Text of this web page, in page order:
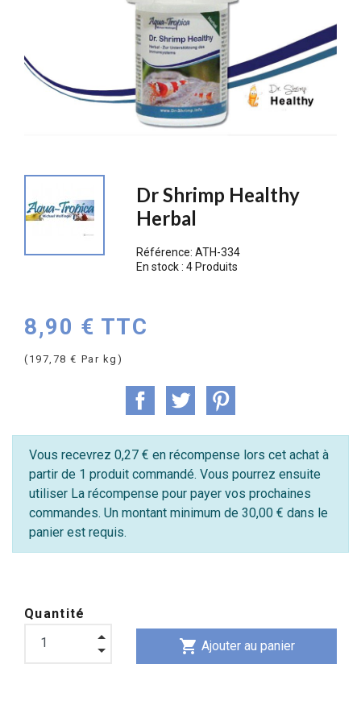
Dr Shrimp Healthy
Herbal
Référence:ATH-334
En stock :4 Produits
8,90 € TTC
(197,78 € Par kg)
Vous recevrez 0,27 € en récompense lors cet achat à
partir de 1 produit commandé. Vous pourrez ensuite
utiliser La récompense pour payer vos prochaines
commandes. Un montant minimum de 30,00 € dans le
panier est requis.
Quantité
shopping_cart Ajouter au panier